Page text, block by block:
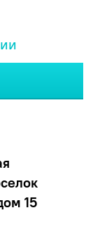
15